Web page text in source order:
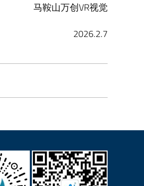
马鞍山万创VR视觉
2026.2.7